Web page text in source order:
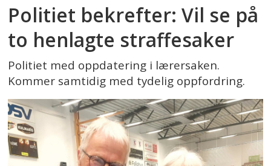
Politiet bekrefter: Vil se på
to henlagte straffesaker
Politiet med oppdatering i lærersaken.
Kommer samtidig med tydelig oppfordring.